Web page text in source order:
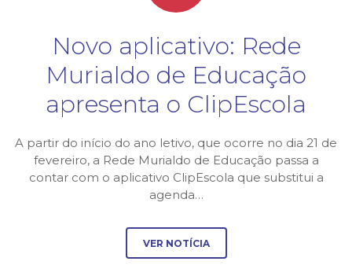
Novo aplicativo: Rede
Murialdo de Educação
apresenta o ClipEscola
A partir do início do ano letivo, que ocorre no dia 21 de
fevereiro, a Rede Murialdo de Educação passa a
contar com o aplicativo ClipEscola que substitui a
agenda…
VER NOTÍCIA